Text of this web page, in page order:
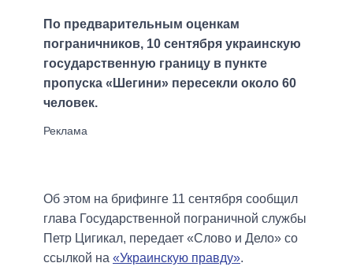
По предварительным оценкам
пограничников, 10 сентября украинскую
государственную границу в пункте
пропуска «Шегини» пересекли около 60
человек.
Об этом на брифинге 11 сентября сообщил
глава Государственной пограничной службы
Петр Цигикал, передает «Слово и Дело» со
ссылкой на «Украинскую правду».